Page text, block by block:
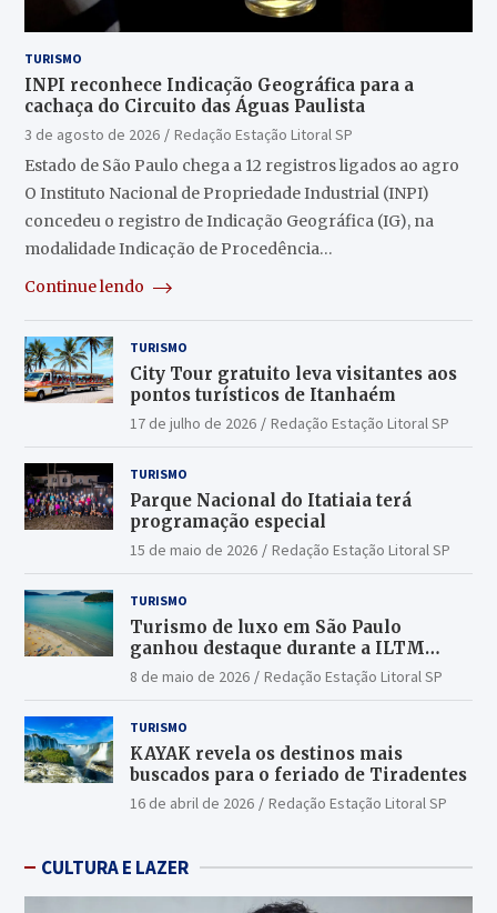
TURISMO
INPI reconhece Indicação Geográfica para a
cachaça do Circuito das Águas Paulista
3 de agosto de 2026
Redação Estação Litoral SP
Estado de São Paulo chega a 12 registros ligados ao agro
O Instituto Nacional de Propriedade Industrial (INPI)
concedeu o registro de Indicação Geográfica (IG), na
modalidade Indicação de Procedência…
Continue lendo
TURISMO
City Tour gratuito leva visitantes aos
pontos turísticos de Itanhaém
17 de julho de 2026 Redação Estação Litoral SP
TURISMO
Parque Nacional do Itatiaia terá
programação especial
15 de maio de 2026 Redação Estação Litoral SP
TURISMO
Turismo de luxo em São Paulo
ganhou destaque durante a ILTM
Latin America 2026
8 de maio de 2026 Redação Estação Litoral SP
TURISMO
KAYAK revela os destinos mais
buscados para o feriado de Tiradentes
16 de abril de 2026 Redação Estação Litoral SP
CULTURA E LAZER